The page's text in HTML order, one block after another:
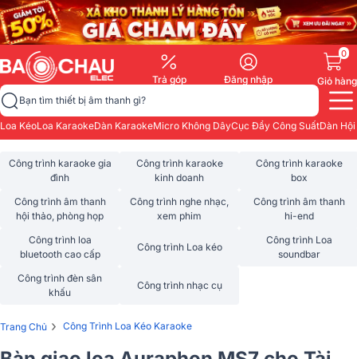
Trả góp Đăng nhập
0
Giỏ hàng
Bạn tìm thiết bị âm thanh gì?
Loa KéoLoa KaraokeDàn KaraokeMicro Không DâyCục Đẩy Công SuấtDàn
Công trình karaoke gia
đình
Công trình karaoke
kinh doanh
Công trình karaoke
box
Công trình âm thanh
hội thảo, phòng họp
Công trình nghe nhạc,
xem phim
Công trình âm thanh
hi-end
Công trình loa
bluetooth cao cấp
Công trình Loa kéo
Công trình Loa
soundbar
Công trình đèn sân
khấu
Công trình nhạc cụ
Trang Chủ › Công Trình Loa Kéo Karaoke